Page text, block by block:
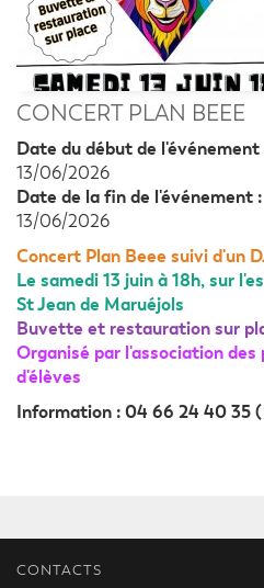
CONCERT PLAN BEEE
Date du début de l'événement
13/06/2026
Date de la fin de l'événement :
13/06/2026
Concert Plan Beee suivi d'un
Le samedi 13 juin à 18h, sur
St Jean de Maruéjols
Buvette et restauration sur
Organisé par l'association des
d'élèves
Information : 04 66 24 40 35
CONTACTS